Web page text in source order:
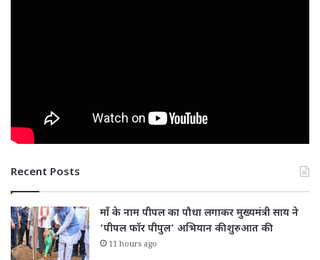
Recent Posts
माँ के नाम पीपल का पौधा लगाकर मुख्यमंत्री साय ने
‘पीपल फॉर पीपुल’ अभियान की शुरुआत की
11 hours ago